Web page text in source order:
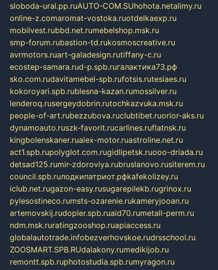
sloboda-ural.pp.ruAUTO-COM.SUhohota.netalimy.ru
online-z.comaromat-vostoka.ruotdelkaexp.ru
mobilvest.rubbd.net.rumebelshop.msk.ru
smp-forum.rubastion-td.rukosmoscreative.ru
avrmotors.ruart-galadesign.rutiffany-c.ru
ecostep-samara.rud-p.spb.ruгалактика73.рф
sko.com.rudavitamebel-spb.rufotsis.rutesiaes.ru
kokoroyari.spb.rublesna-kazan.rumossilver.ru
lenderoq.rusergeydobrin.rutochkazvuka.msk.ru
people-of-art.rubezzubova.ruclubtibet.ruorior-aks.ru
dynamoauto.ruszk-favorit.rucarlines.ruflatnsk.ru
kingbolenskaner.rualex-motor.ruastroline.net.ru
act1.spb.rupolyglot.com.rugidlipetsk.ruooo-driada.ru
detsad125.rumir-zdoroviya.rubruslanovo.rusiterem.ru
council.spb.ruлодкипатриот.рфkafekolizey.ru
iclub.net.rugazon-easy.rusugarepilekb.rugrinox.ru
pylesostineco.rumsts-ozarenie.rukameryjooan.ru
artemovskij.rudopler.spb.ruaid70.rumetall-perm.ru
ndm.msk.ruratingzooshop.ruapiaccess.ru
globalautotrade.infobezverhovskoe.rudrsschool.ru
ZOOSMART.SPB.RUdalakony.rumedikijob.ru
remontt.spb.ruphotostudia.spb.rumyragon.ru